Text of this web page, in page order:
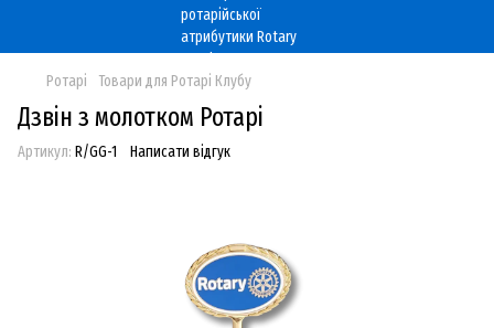
Ротарі Товари для Ротарі Клубу
Дзвін з молотком Ротарі
Артикул: R/GG-1 Написати відгук